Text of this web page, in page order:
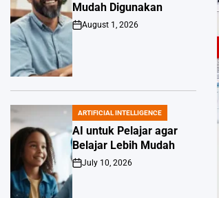
Mudah Digunakan
Post
August 1, 2026
POSTED
IN
ARTIFICIAL INTELLIGENCE
AI untuk Pelajar agar
Belajar Lebih Mudah
Post
Date
July 10, 2026